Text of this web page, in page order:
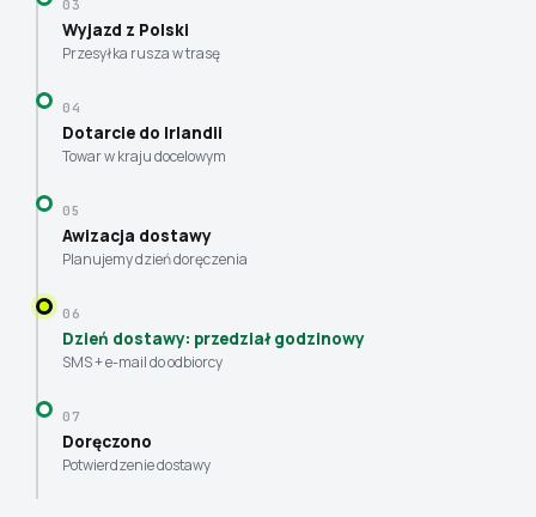
03
Wyjazd z Polski
Przesyłka rusza w trasę
04
Dotarcie do Irlandii
Towar w kraju docelowym
05
Awizacja dostawy
Planujemy dzień doręczenia
06
Dzień dostawy: przedział godzinowy
SMS + e-mail do odbiorcy
07
Doręczono
Potwierdzenie dostawy